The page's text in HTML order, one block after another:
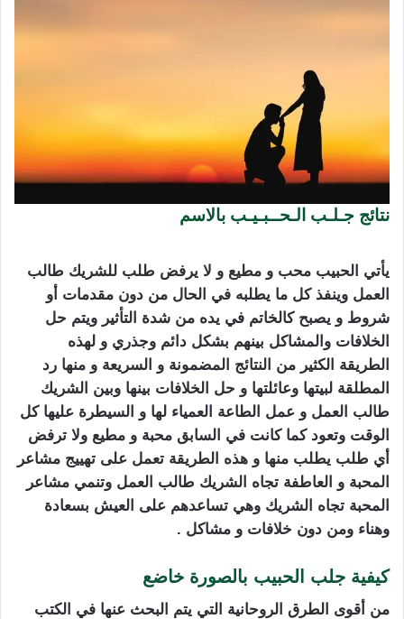
نتائج جـلـب الـحــبـيـب بالاسم
يأتي الحبيب محب و مطيع و لا يرفض طلب للشريك طالب
العمل وينفذ كل ما يطلبه في الحال من دون مقدمات أو
شروط و يصبح كالخاتم في يده من شدة التأثير ويتم حل
الخلافات والمشاكل بينهم بشكل دائم وجذري و لهذه
الطريقة الكثير من النتائج المضمونة و السريعة و منها رد
المطلقة لبيتها وعائلتها و حل الخلافات بينها وبين الشريك
طالب العمل و عمل الطاعة العمياء لها و السيطرة عليها كل
الوقت وتعود كما كانت في السابق محبة و مطيع ولا ترفض
أي طلب يطلب منها و هذه الطريقة تعمل على تهييج مشاعر
المحبة و العاطفة تجاه الشريك طالب العمل وتنمي مشاعر
المحبة تجاه الشريك وهي تساعدهم على العيش بسعادة
وهناء ومن دون خلافات و مشاكل .
كيفية جلب الحبيب بالصورة خاضع
من أقوى الطرق الروحانية التي يتم البحث عنها في الكتب